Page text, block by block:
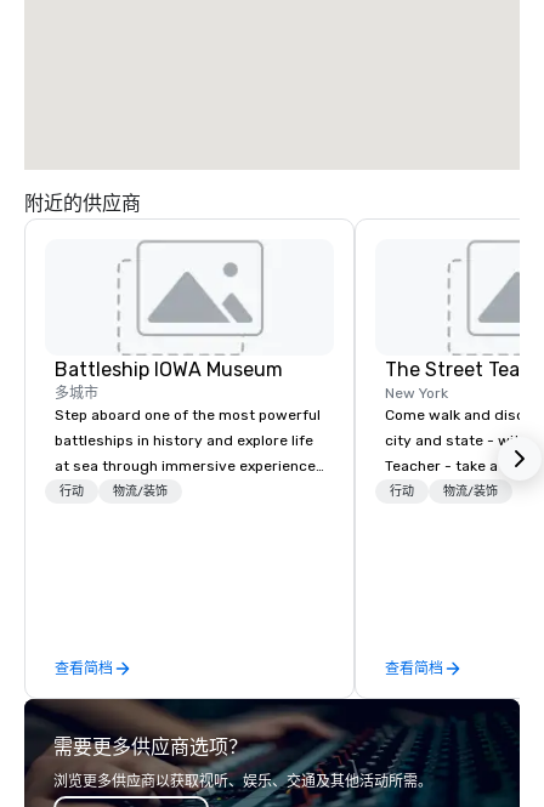
附近的供应商
Battleship IOWA Museum
多城市
Step aboard one of the most powerful
battleships in history and explore life
at sea through immersive experiences
designed for all ages. From self-
massive gun turrets, descending into
the heart of the engineering spaces,
or racing against time to save the
ship in a thrilling escape challenge —
each experience brings the ship to life
in unforgettable ways.
行动 物流/装饰
查看简档
The Street
New York
Come walk and
city and state - with
Teacher - take a step
world! Although
bridges around our
Bridge, and especially
Williamsburg Bridge -
forget the great
Bridge - for walks
Palisades!
行动 物流/装饰
查看简档
需要更多供应商选项？
浏览更多供应商以获取视听、娱乐、交通及其他活动所需。